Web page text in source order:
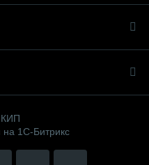
КИП
на 1С-Битрикс